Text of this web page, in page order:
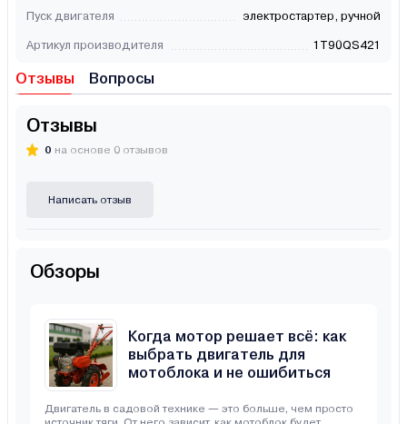
Пуск двигателя
электростартер, ручной
Артикул производителя 1T90QS421
Отзывы Вопросы
Отзывы
0 на основе 0 отзывов
Написать отзыв
Обзоры
Когда мотор решает всё: как
выбрать двигатель для
мотоблока и не ошибиться
Двигатель в садовой технике — это больше, чем просто